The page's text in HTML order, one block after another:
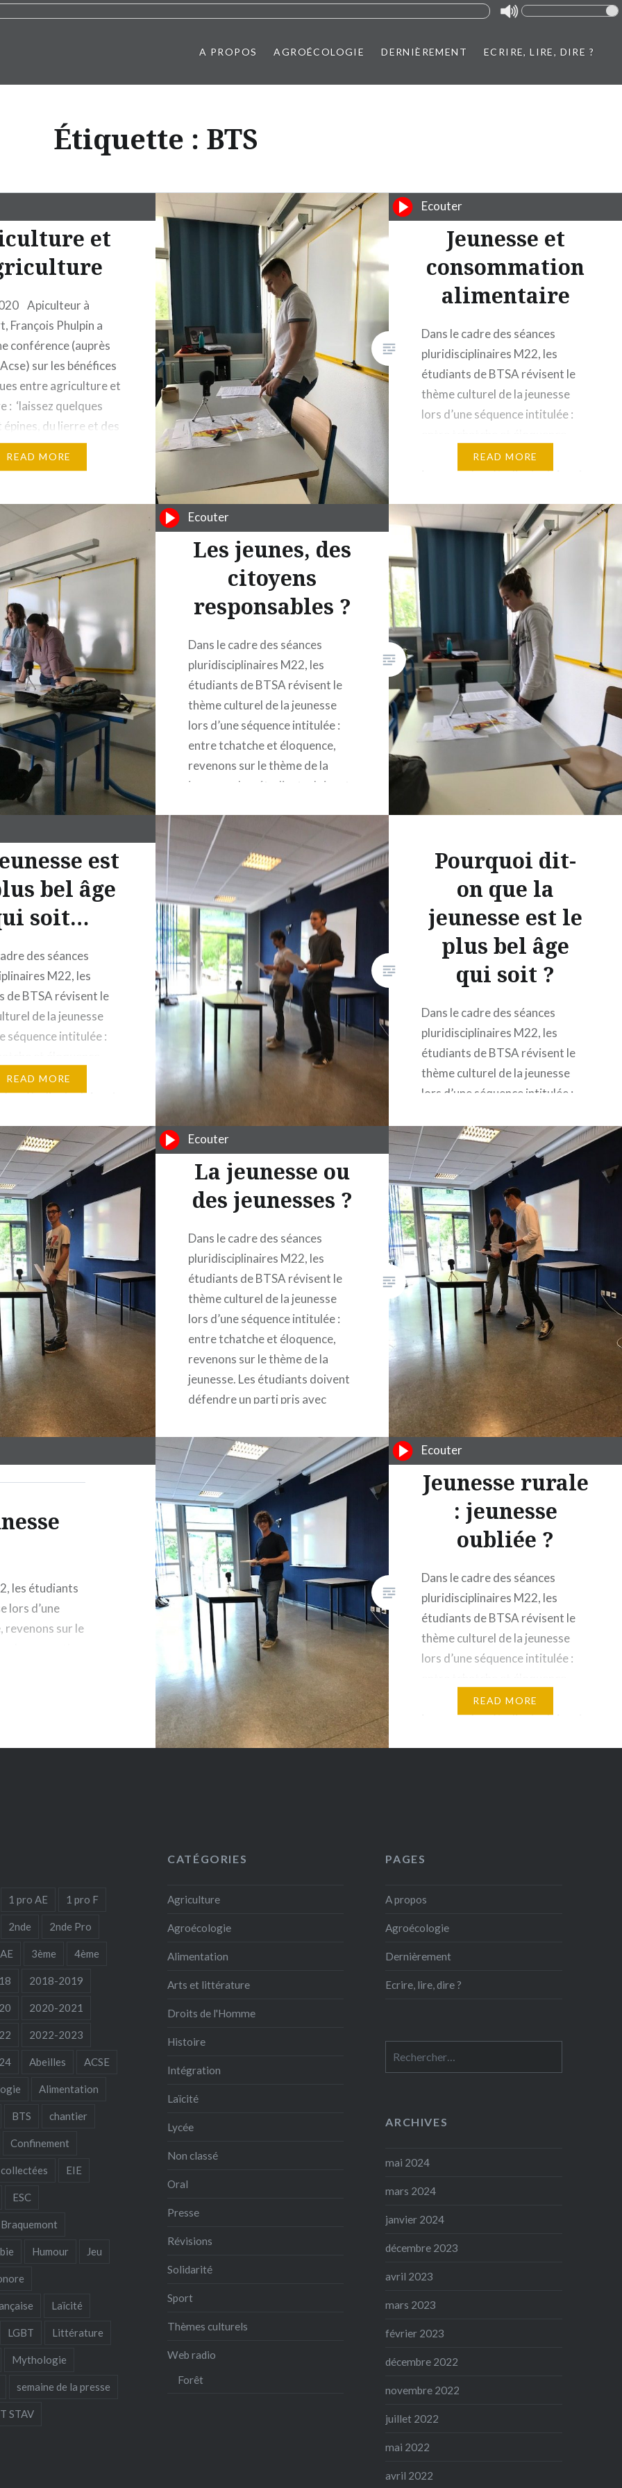
A PROPOS AGROÉCOLOGIE DERNIÈREMENT ECRIRE, LIRE, DIRE ?
Étiquette : BTS
et
Apiculteur à
François Phulpin a
conférence (auprès
sur les bénéfices
entre agriculture et
: ‘laissez quelques
épines, du lierre et des
abeilles vous le
et photo de C.
READ MORE
Jeunesse et
consommation
alimentaire
Dans le cadre des séances
pluridisciplinaires M22, les
étudiants de BTSA révisent le
thème culturel de la jeunesse
lors d’une séquence intitulée :
revenons sur le thème de la
jeunesse. Les étudiants doivent
diverses thématiques. Rémy J
affirme que les jeunes font des
choix de consommation…
READ MORE
Ecouter
Les jeunes, des
citoyens
responsables ?
Dans le cadre des séances
pluridisciplinaires M22, les
étudiants de BTSA révisent le
thème culturel de la jeunesse
lors d’une séquence intitulée :
entre tchatche et éloquence,
revenons sur le thème de la
jeunesse. Les étudiants doivent
diverses thématiques. Pauline
affirme que les jeunes sont des
citoyens responsables.
Ecouter
est
bel âge
soit…
des séances
M22, les
de BTSA révisent le
de la jeunesse
séquence intitulée :
sur le thème de la
Les étudiants doivent
thématiques. Corentin
sur ce thème : la
est le plus…
READ MORE
Pourquoi dit-
on que la
jeunesse est le
plus bel âge
qui soit ?
Dans le cadre des séances
pluridisciplinaires M22, les
étudiants de BTSA révisent le
thème culturel de la jeunesse
lors d’une séquence intitulée :
revenons sur le thème de la
jeunesse. Les étudiants doivent
défendre un parti pris avec
diverses thématiques. Benjamin
et Emmanuel répondent à cette
question.
La jeunesse ou
des jeunesses ?
Dans le cadre des séances
pluridisciplinaires M22, les
étudiants de BTSA révisent le
thème culturel de la jeunesse
lors d’une séquence intitulée :
entre tchatche et éloquence,
revenons sur le thème de la
jeunesse. Les étudiants doivent
défendre un parti pris avec
et Simon évoquent les
différences des jeunesses.
Ecouter
les étudiants
lors d’une
revenons sur le
affirment
Jeunesse rurale
: jeunesse
oubliée ?
Dans le cadre des séances
pluridisciplinaires M22, les
étudiants de BTSA révisent le
thème culturel de la jeunesse
lors d’une séquence intitulée :
revenons sur le thème de la
jeunesse. Les étudiants doivent
READ MORE
Ecouter
1 pro AE 1 pro F
2nde 2nde Pro
3ème 4ème
2018-2019
2020-2021
2022-2023
Abeilles ACSE
Alimentation
BTS chantier
Confinement
EIE
ESC
Humour Jeu
Laïcité
LGBT Littérature
Mythologie
semaine de la presse
T STAV
CATÉGORIES
Agriculture
Agroécologie
Alimentation
Arts et littérature
Droits de l'Homme
Histoire
Intégration
Laïcité
Lycée
Non classé
Oral
Presse
Révisions
Solidarité
Sport
Thèmes culturels
Web radio
Forêt
PAGES
A propos
Agroécologie
Dernièrement
Ecrire, lire, dire ?
ARCHIVES
mai 2024
mars 2024
janvier 2024
décembre 2023
avril 2023
mars 2023
février 2023
décembre 2022
novembre 2022
juillet 2022
mai 2022
avril 2022